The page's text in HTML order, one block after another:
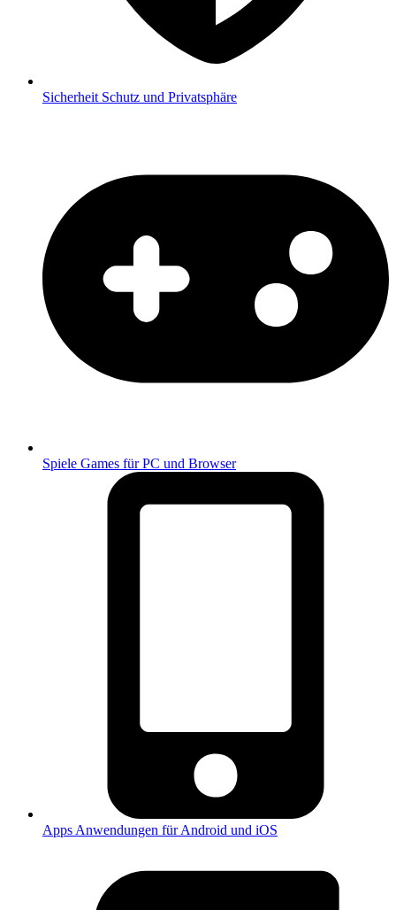
Sicherheit Schutz und Privatsphäre
Spiele Games für PC und Browser
Apps Anwendungen für Android und iOS